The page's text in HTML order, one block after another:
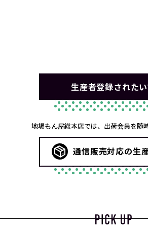
生産者登録された
地場もん屋総本店では、出荷会員を随
通信販売対応の生